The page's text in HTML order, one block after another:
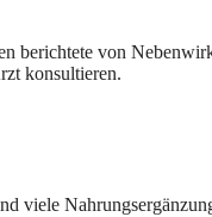
berichtete von
konsultieren.
viele